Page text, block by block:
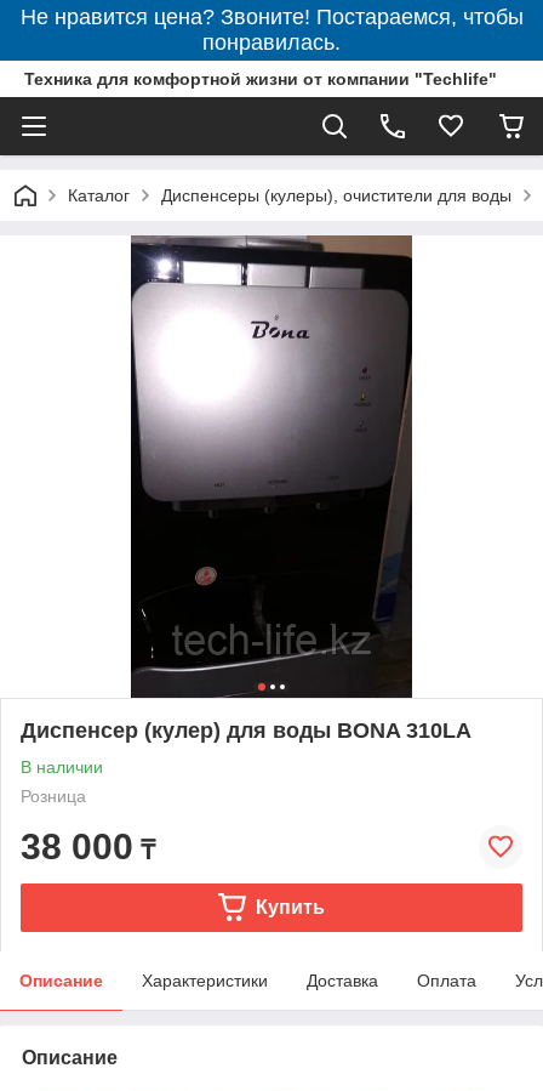
Не нравится цена? Звоните! Постараемся, чтобы
понравилась.
Техника для комфортной жизни от компании "Techlife"
Каталог Диспенсеры (кулеры), очистители для воды
Диспенсер (кулер) для воды BONA 310LA
В наличии
Розница
38 000 ₸
Купить
Описание Характеристики Доставка Оплата
Описание